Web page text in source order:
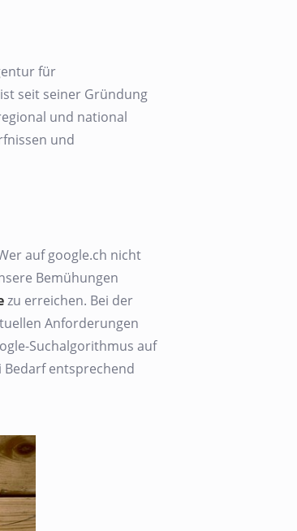
für
ist seit seiner Gründung
und national
und
auf google.ch nicht
Bemühungen
zu erreichen. Bei der
Anforderungen
Suchalgorithmus auf
Bedarf entsprechend